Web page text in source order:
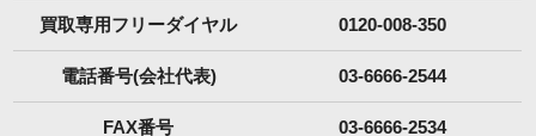
買取専用フリーダイヤル 0120-008-350
電話番号(会社代表) 03-6666-2544
FAX番号 03-6666-2534